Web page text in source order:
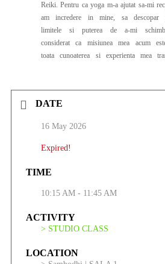
Reiki. Pentru ca yoga m-a ajutat sa-mi
am incredere in mine, sa descopar
limitele si puterea de a-mi
considerat ca misiunea mea acum
toata cunoaterea si experienta mea
DATE
16 May 2026
Expired!
TIME
10:15 AM - 11:45 AM
ACTIVITY
> STUDIO CLASS
LOCATION